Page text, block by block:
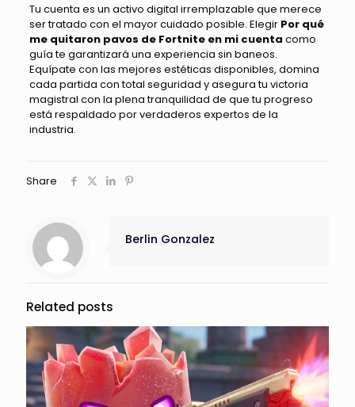
Tu cuenta es un activo digital irremplazable que merece
ser tratado con el mayor cuidado posible. Elegir Por qué
me quitaron pavos de Fortnite en mi cuenta como
guía te garantizará una experiencia sin baneos.
Equípate con las mejores estéticas disponibles, domina
cada partida con total seguridad y asegura tu victoria
magistral con la plena tranquilidad de que tu progreso
está respaldado por verdaderos expertos de la
industria.
Share
Berlin Gonzalez
Related posts